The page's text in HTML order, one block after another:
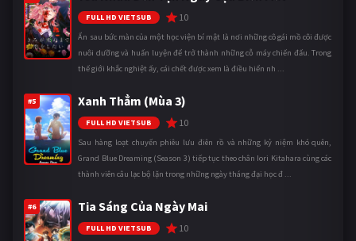
FULL HD VIETSUB 10
Ẩn sau bức màn của một học viện bí mật là nơi những cô gái mồ côi được
nuôi dưỡng và huấn luyện để trở thành những cỗ máy chiến đấu. Trong
thế giới khắc nghiệt ấy, cái chết được xem là điều hiển nh ...
#5 Xanh Thẳm (Mùa 3)
FULL HD VIETSUB 10
Sau hàng loạt chuyến phiêu lưu điên rồ và những kỷ niệm khó quên,
Grand Blue Dreaming (Season 3) tiếp tục theo chân Iori Kitahara cùng các
thành viên câu lạc bộ lặn trong những ngày tháng đại học đ ...
#6 Tia Sáng Của Ngày Mai
FULL HD VIETSUB 10